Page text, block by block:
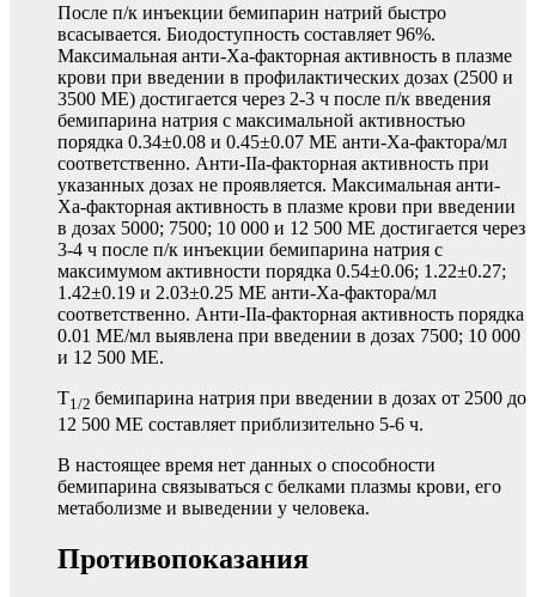
После п/к инъекции бемипарин натрий быстро
всасывается. Биодоступность составляет 96%.
Максимальная анти-Ха-факторная активность в плазме
крови при введении в профилактических дозах (2500 и
3500 МЕ) достигается через 2-3 ч после п/к введения
бемипарина натрия с максимальной активностью
порядка 0.34±0.08 и 0.45±0.07 МЕ анти-Ха-фактора/мл
соответственно. Анти-IIа-факторная активность при
указанных дозах не проявляется. Максимальная анти-
Ха-факторная активность в плазме крови при введении
в дозах 5000; 7500; 10 000 и 12 500 МЕ достигается через
3-4 ч после п/к инъекции бемипарина натрия с
максимумом активности порядка 0.54±0.06; 1.22±0.27;
1.42±0.19 и 2.03±0.25 МЕ анти-Ха-фактора/мл
соответственно. Анти-IIа-факторная активность порядка
0.01 МЕ/мл выявлена при введении в дозах 7500; 10 000
и 12 500 МЕ.
T1/2 бемипарина натрия при введении в дозах от 2500 до
12 500 МЕ составляет приблизительно 5-6 ч.
В настоящее время нет данных о способности
бемипарина связываться с белками плазмы крови, его
метаболизме и выведении у человека.
Противопоказания